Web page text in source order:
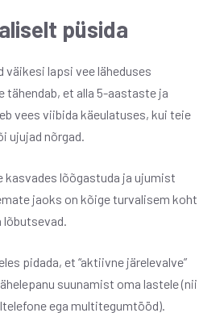
püsida
väikesi lapsi vee läheduses
tähendab, et alla 5-aastaste ja
vees viibida käeulatuses, kui teie
ujujad nõrgad.
kasvades lõõgastuda ja ujumist
jaoks on kõige turvalisem koht
pidada, et “aktiivne järelevalve”
suunamist oma lastele (nii
ega multitegumtööd).